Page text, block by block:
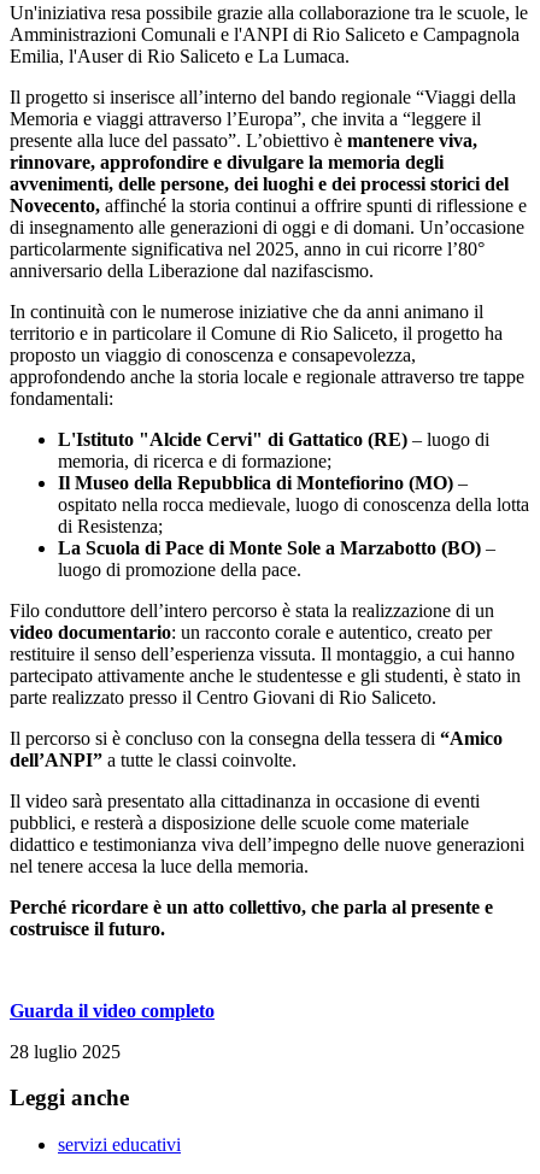
Un'iniziativa resa possibile grazie alla collaborazione tra le scuole, le
Amministrazioni Comunali e l'ANPI di Rio Saliceto e Campagnola
Emilia, l'Auser di Rio Saliceto e La Lumaca.
Il progetto si inserisce all’interno del bando regionale “Viaggi della
Memoria e viaggi attraverso l’Europa”, che invita a “leggere il
presente alla luce del passato”. L’obiettivo è mantenere viva,
rinnovare, approfondire e divulgare la memoria degli
avvenimenti, delle persone, dei luoghi e dei processi storici del
Novecento, affinché la storia continui a offrire spunti di riflessione e
di insegnamento alle generazioni di oggi e di domani. Un’occasione
particolarmente significativa nel 2025, anno in cui ricorre l’80°
anniversario della Liberazione dal nazifascismo.
In continuità con le numerose iniziative che da anni animano il
territorio e in particolare il Comune di Rio Saliceto, il progetto ha
proposto un viaggio di conoscenza e consapevolezza,
approfondendo anche la storia locale e regionale attraverso tre tappe
fondamentali:
L'Istituto "Alcide Cervi" di Gattatico (RE) – luogo di
memoria, di ricerca e di formazione;
Il Museo della Repubblica di Montefiorino (MO) –
ospitato nella rocca medievale, luogo di conoscenza della lotta
di Resistenza;
La Scuola di Pace di Monte Sole a Marzabotto (BO) –
luogo di promozione della pace.
Filo conduttore dell’intero percorso è stata la realizzazione di un
video documentario: un racconto corale e autentico, creato per
restituire il senso dell’esperienza vissuta. Il montaggio, a cui hanno
partecipato attivamente anche le studentesse e gli studenti, è stato in
parte realizzato presso il Centro Giovani di Rio Saliceto.
Il percorso si è concluso con la consegna della tessera di “Amico
dell’ANPI” a tutte le classi coinvolte.
Il video sarà presentato alla cittadinanza in occasione di eventi
pubblici, e resterà a disposizione delle scuole come materiale
didattico e testimonianza viva dell’impegno delle nuove generazioni
nel tenere accesa la luce della memoria.
Perché ricordare è un atto collettivo, che parla al presente e
costruisce il futuro.
Guarda il video completo
28 luglio 2025
Leggi anche
servizi educativi